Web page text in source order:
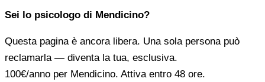
Sei lo psicologo di Mendicino?
Questa pagina è ancora libera. Una sola persona può
reclamarla — diventa la tua, esclusiva.
100€/anno per Mendicino. Attiva entro 48 ore.